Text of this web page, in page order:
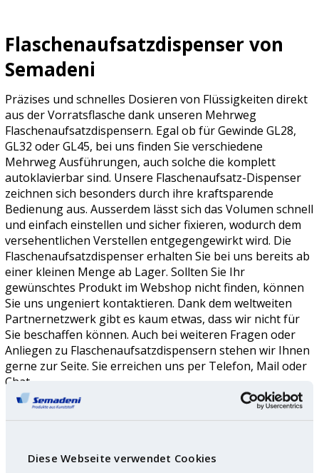
Diese Webseite verwendet Cookies
Flaschenaufsatzdispenser von
Semadeni
Präzises und schnelles Dosieren von Flüssigkeiten direkt
aus der Vorratsflasche dank unseren Mehrweg
Flaschenaufsatzdispensern. Egal ob für Gewinde GL28,
GL32 oder GL45, bei uns finden Sie verschiedene
Mehrweg Ausführungen, auch solche die komplett
autoklavierbar sind. Unsere Flaschenaufsatz-Dispenser
zeichnen sich besonders durch ihre kraftsparende
Bedienung aus. Ausserdem lässt sich das Volumen schnell
und einfach einstellen und sicher fixieren, wodurch dem
versehentlichen Verstellen entgegengewirkt wird. Die
Flaschenaufsatzdispenser erhalten Sie bei uns bereits ab
einer kleinen Menge ab Lager. Sollten Sie Ihr
gewünschtes Produkt im Webshop nicht finden, können
Sie uns ungeniert kontaktieren. Dank dem weltweiten
Partnernetzwerk gibt es kaum etwas, dass wir nicht für
Sie beschaffen können. Auch bei weiteren Fragen oder
Anliegen zu Flaschenaufsatzdispensern stehen wir Ihnen
gerne zur Seite. Sie erreichen uns per Telefon, Mail oder
Chat.